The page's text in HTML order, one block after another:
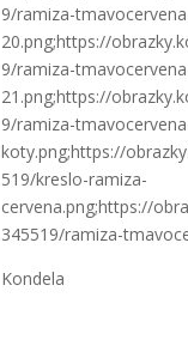
9/ramiza-
20.png;https://
9/ramiza-
21.png;https://
9/ramiza-
koty.png;https://
519/kreslo-ramiza-
cervena.png;https://
345519/ramiza-
Kondela